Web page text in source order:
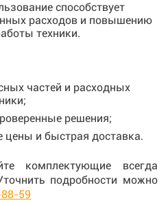
способствует
расходов и повышению
техники.
частей и расходных
решения;
цены и быстрая доставка.
комплектующие всегда
подробности можно
59